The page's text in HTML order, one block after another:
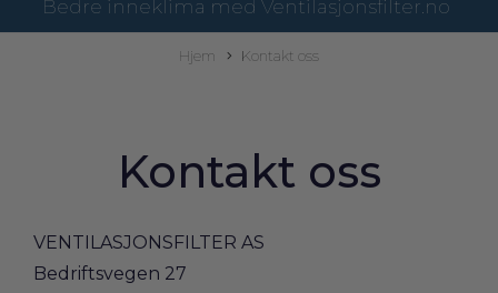
Bedre inneklima med Ventilasjonsfilter.no
Hjem Kontakt oss
Kontakt oss
VENTILASJONSFILTER AS
Bedriftsvegen 27